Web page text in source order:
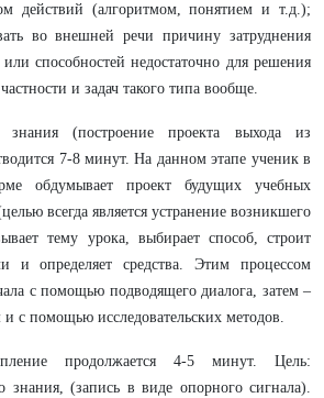
действий (алгоритмом, понятием и т.д.);
во внешней речи причину затруднения
способностей недостаточно для решения
и задач такого типа вообще.
(построение проекта выхода из
7-8 минут. На данном этапе ученик в
обдумывает проект будущих учебных
всегда является устранение возникшего
тему урока, выбирает способ, строит
и определяет средства. Этим процессом
с помощью подводящего диалога, затем –
с помощью исследовательских методов.
продолжается 4-5 минут. Цель:
знания, (запись в виде опорного сигнала).